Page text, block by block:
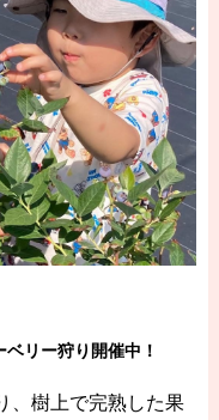
ベリー狩り開催中！
、樹上で完熟した果